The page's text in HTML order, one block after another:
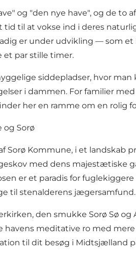
og "den nye have", og de
tid til at vokse ind i deres
er under udvikling — som
et par stille timer.
siddepladser, hvor
i dammen. For familier
her en ramme om en rolig
og Sorø
Sorø Kommune, i et landskab
med dens
er et paradis for
til stenalderens jægersamfund.
den smukke Sorø Sø
havens meditative ro med
til dit besøg i Midtsjælland